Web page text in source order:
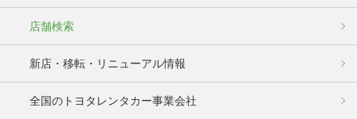
店舗検索
新店・移転・リニューアル情報
全国のトヨタレンタカー事業会社